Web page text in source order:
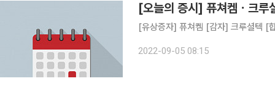
[오늘의 증시] 퓨쳐켐ㆍ크루
[유상증자] 퓨쳐켐 [감자] 크루셜텍 [
2022-09-05 08:15